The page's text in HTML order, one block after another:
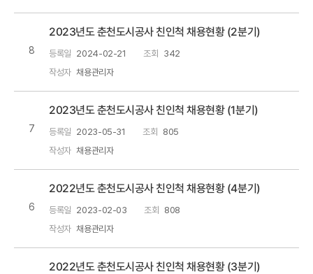
8
2023년도 춘천도시공사 친인척 채용현황 (2분기)
등록일 2024-02-21 조회 342
작성자 채용관리자
7
2023년도 춘천도시공사 친인척 채용현황 (1분기)
등록일 2023-05-31 조회 805
작성자 채용관리자
6
2022년도 춘천도시공사 친인척 채용현황 (4분기)
등록일 2023-02-03 조회 808
작성자 채용관리자
2022년도 춘천도시공사 친인척 채용현황 (3분기)